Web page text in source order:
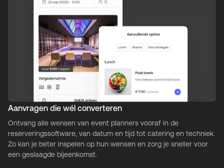
Aanvragen die wél converteren
Ontvang alle wensen van event planners vooraf in de
reserveringssoftware, van datum en tijd tot catering en techniek.
Zo kan je beter inspelen op hun wensen en zorg je sneller voor
een geslaagde bijeenkomst.